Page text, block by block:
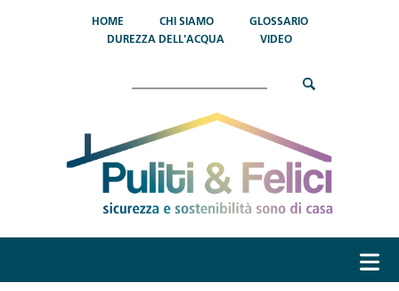
HOME CHI SIAMO
GLOSSARIO
DUREZZA DELL'ACQUA
VIDEO
menu